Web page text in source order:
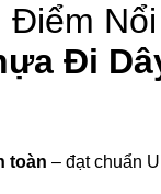
Điểm
Đi
toàn – đạt chuẩn